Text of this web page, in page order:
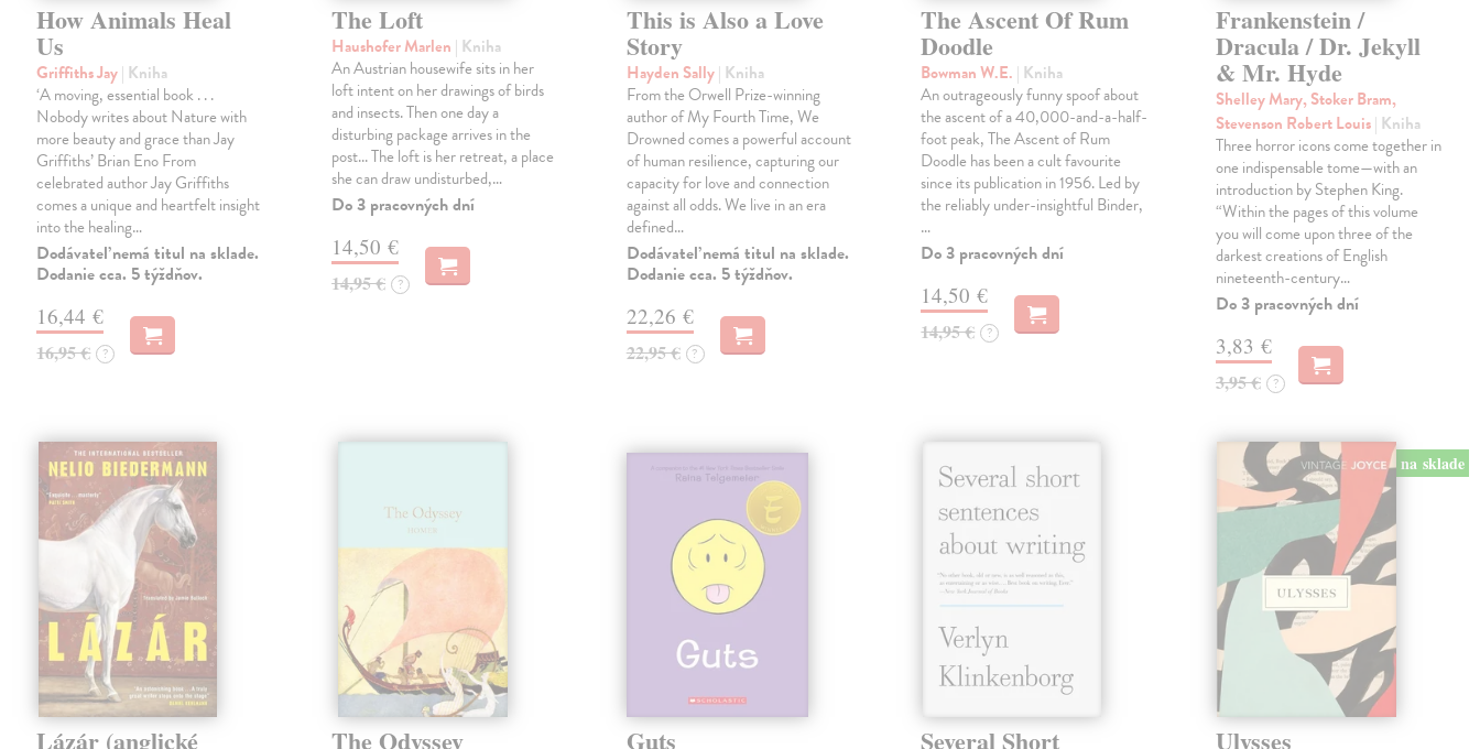
How Animals Heal
Us
Griffiths Jay| Kniha
‘A moving, essential book . . .
Nobody writes about Nature with
more beauty and grace than Jay
Griffiths’ Brian Eno From
celebrated author Jay Griffiths
comes a unique and heartfelt insight
into the healing…
Dodávateľ nemá titul na sklade.
Dodanie cca. 5 týždňov.
16,44 €
16,95 € ?
The Loft
Haushofer Marlen | Kniha
An Austrian housewife sits in her
loft intent on her drawings of birds
and insects. Then one day a
disturbing package arrives in the
post... The loft is her retreat, a place
she can draw undisturbed,…
Do 3 pracovných dní
14,50 €
14,95 € ?
This is Also a Love
Story
Hayden Sally| Kniha
From the Orwell Prize-winning
author of My Fourth Time, We
Drowned comes a powerful account
of human resilience, capturing our
capacity for love and connection
against all odds. We live in an era
defined…
Dodávateľ nemá titul na sklade.
Dodanie cca. 5 týždňov.
22,26 €
22,95 € ?
The Ascent Of Rum
Doodle
Bowman W.E. | Kniha
An outrageously funny spoof about
the ascent of a 40,000-and-a-half-
foot peak, The Ascent of Rum
Doodle has been a cult favourite
since its publication in 1956. Led by
the reliably under-insightful Binder,
…
Do 3 pracovných dní
14,50 €
14,95 € ?
Frankenstein /
Dracula / Dr. Jekyll
& Mr. Hyde
Shelley Mary, Stoker Bram,
Stevenson Robert Louis| Kniha
Three horror icons come together in
one indispensable tome—with an
introduction by Stephen King.
“Within the pages of this volume
you will come upon three of the
darkest creations of English
nineteenth-century…
Do 3 pracovných dní
3,83 €
3,95 € ?
Lázár (anglické The Odyssey Guts Several Short
na sklade
Ulysses